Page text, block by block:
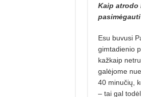
Kaip atrodo
Esu buvusi
gimtadienio
kažkaip
galėjome
40 minučių,
– tai gal